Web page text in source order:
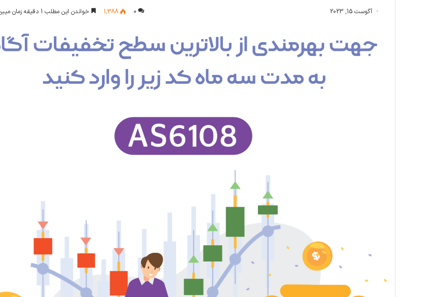
آگوست 15, 2023 0
1,388 خواندن این مطلب 1 دقیقه زمان میبرد